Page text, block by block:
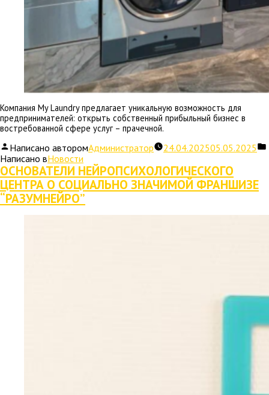
Компания My Laundry предлагает уникальную возможность для
предпринимателей: открыть собственный прибыльный бизнес в
востребованной сфере услуг – прачечной.
Написано авторомАдминистратор 24.04.202505.05.2025
Написано вНовости
ОСНОВАТЕЛИ НЕЙРОПСИХОЛОГИЧЕСКОГО
ЦЕНТРА О СОЦИАЛЬНО ЗНАЧИМОЙ ФРАНШИЗЕ
“РАЗУМНЕЙРО”